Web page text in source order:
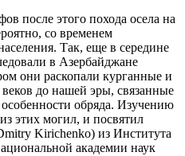
после этого похода осела на
со временем
Так, еще в середине
в Азербайджане
они раскопали курганные и
до нашей эры, связанные
обряда. Изучению
этих могил, и посвятил
Kirichenko) из Института
академии наук